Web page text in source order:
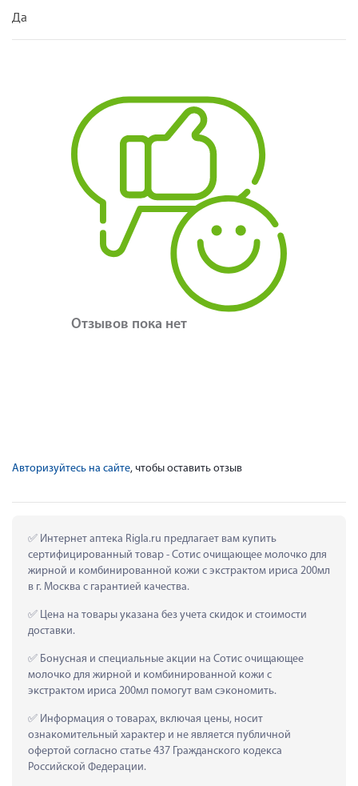
Да
Отзывов пока нет
Авторизуйтесь на сайте, чтобы оставить отзыв
Интернет аптека Rigla.ru предлагает вам купить
сертифицированный товар - Сотис очищающее молочко для
жирной и комбинированной кожи с экстрактом ириса 200мл
в г. Москва с гарантией качества.
Цена на товары указана без учета скидок и стоимости
доставки.
Бонусная и специальные акции на Сотис очищающее
молочко для жирной и комбинированной кожи с
экстрактом ириса 200мл помогут вам сэкономить.
Информация о товарах, включая цены, носит
ознакомительный характер и не является публичной
офертой согласно статье 437 Гражданского кодекса
Российской Федерации.